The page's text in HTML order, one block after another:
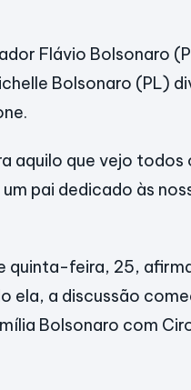
Flávio Bolsonaro
Bolsonaro (PL)
aquilo que vejo todos
pai dedicado às
quinta-feira, 25,
ela, a discussão
Bolsonaro com